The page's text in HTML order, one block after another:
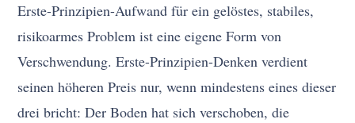
Erste-Prinzipien-Aufwand für ein gelöstes, stabiles,
risikoarmes Problem ist eine eigene Form von
Verschwendung. Erste-Prinzipien-Denken verdient
seinen höheren Preis nur, wenn mindestens eines dieser
drei bricht: Der Boden hat sich verschoben, die